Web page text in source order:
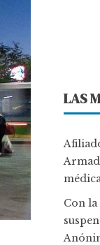
LAS
Con